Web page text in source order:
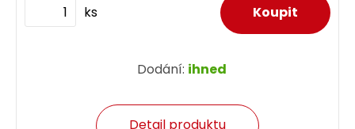
ks
Dodání: ihned
Detail produktu